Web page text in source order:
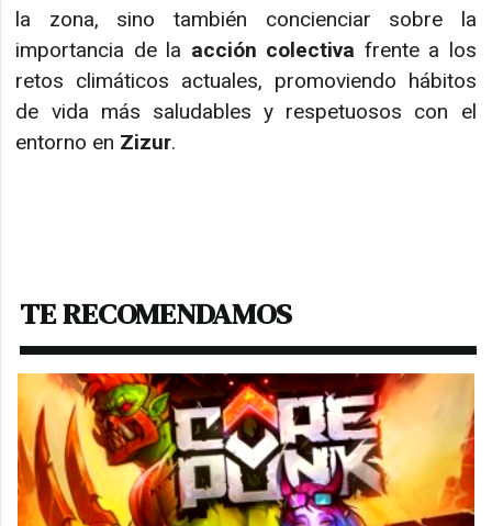
la zona, sino también concienciar sobre la
importancia de la acción colectiva frente a los
retos climáticos actuales, promoviendo hábitos
de vida más saludables y respetuosos con el
entorno en Zizur.
TE RECOMENDAMOS